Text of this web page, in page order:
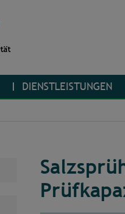
DIENSTLEISTUNGEN